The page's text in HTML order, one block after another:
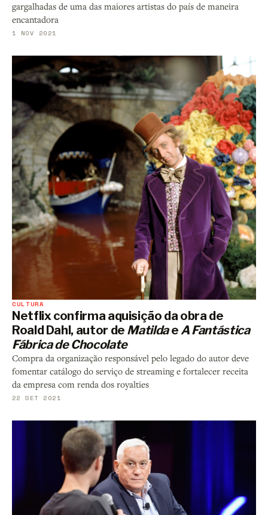
gargalhadas de uma das maiores artistas do país de maneira
encantadora
1 NOV 2021
CULTURA
Netflix confirma aquisição da obra de
Roald Dahl, autor de MatildaeA Fantástica
Fábrica de Chocolate
Compra da organização responsável pelo legado do autor deve
fomentar catálogo do serviço de streaming e fortalecer receita
da empresa com renda dos royalties
22 SET 2021